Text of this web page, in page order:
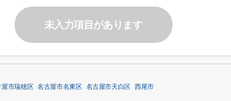
未入力項目があります
屋市瑞穂区 名古屋市名東区 名古屋市天白区 西尾市